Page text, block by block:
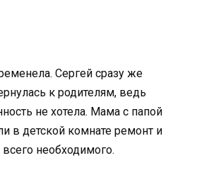
Сергей сразу же
к родителям, ведь
не хотела. Мама с папой
в детской комнате ремонт и
необходимого.